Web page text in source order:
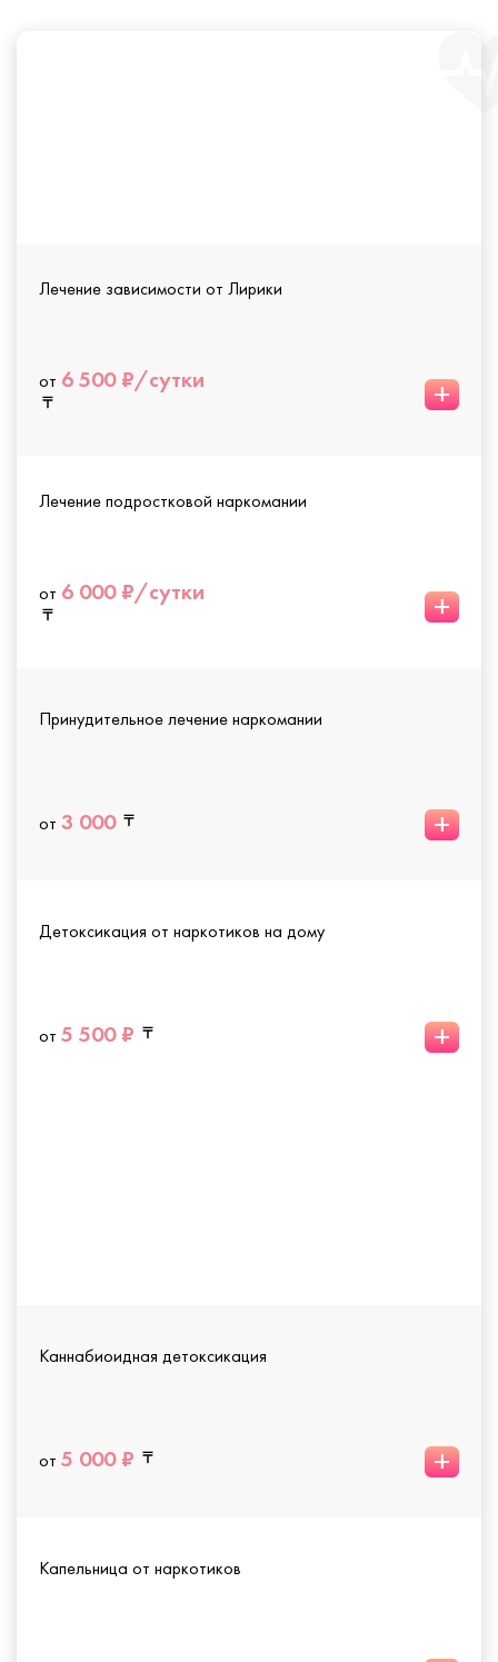
Лечение зависимости от Лирики
от 6 500 ₽/сутки +
Лечение подростковой наркомании
от 6 000 ₽/сутки +
Принудительное лечение наркомании
от 3 000 +
Детоксикация от наркотиков на дому
от 5 500 ₽ +
Каннабиоидная детоксикация
от 5 000 ₽ +
Капельница от наркотиков